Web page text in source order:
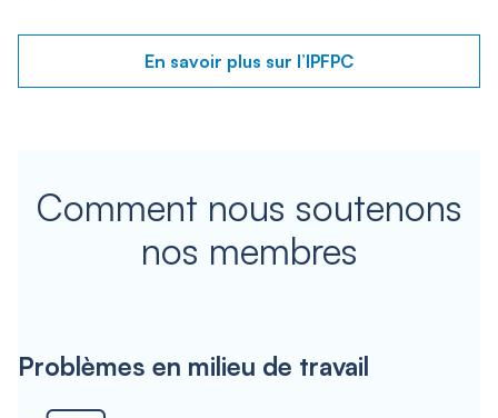
En savoir plus sur l’IPFPC
Comment nous soutenons
nos membres
Problèmes en milieu de travail